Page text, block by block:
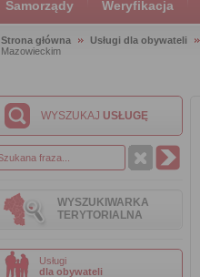
Samorządy Weryfikacja
Strona główna Usługi dla obywateli
Mazowieckim
WYSZUKAJ USŁUGĘ
WYSZUKIWARKA
TERYTORIALNA
Usługi
dla obywateli